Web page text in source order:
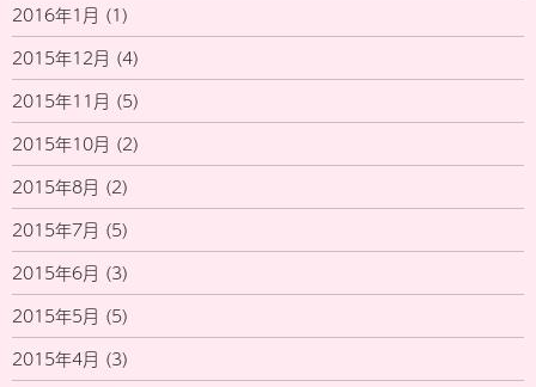
2016年1月 (1)
2015年12月 (4)
2015年11月 (5)
2015年10月 (2)
2015年8月 (2)
2015年7月 (5)
2015年6月 (3)
2015年5月 (5)
2015年4月 (3)